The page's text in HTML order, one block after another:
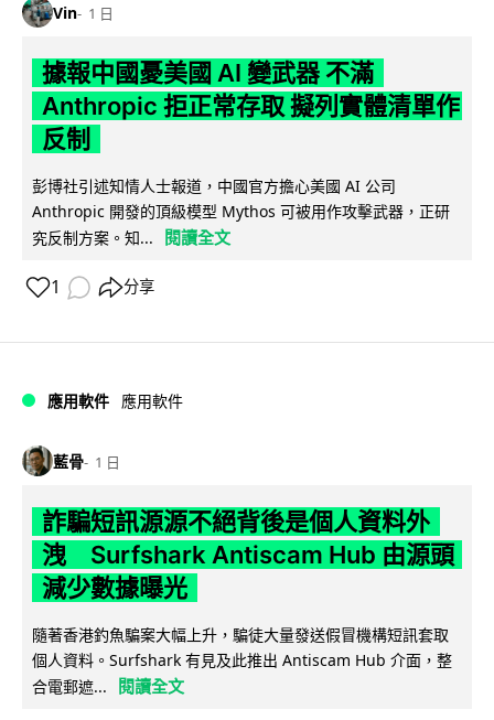
Vin 1 日
據報中國憂美國 AI 變武器 不滿
Anthropic 拒正常存取 擬列實體清單作
反制
彭博社引述知情人士報道，中國官方擔心美國 AI 公司
Anthropic 開發的頂級模型 Mythos 可被用作攻擊武器，正研
究反制方案。知...
閱讀全文
1 分享
應用軟件 應用軟件
藍骨 1 日
詐騙短訊源源不絕背後是個人資料外
洩 Surfshark Antiscam Hub 由源頭
減少數據曝光
隨著香港釣魚騙案大幅上升，騙徒大量發送假冒機構短訊套取
個人資料。Surfshark 有見及此推出 Antiscam Hub 介面，整
合電郵遮...
閱讀全文